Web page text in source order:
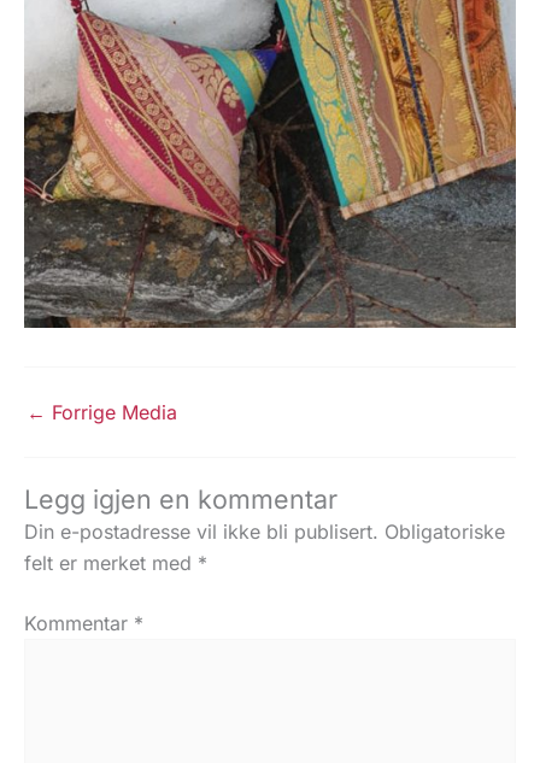
← Forrige Media
Legg igjen en kommentar
Din e-postadresse vil ikke bli publisert. Obligatoriske
felt er merket med *
Kommentar *